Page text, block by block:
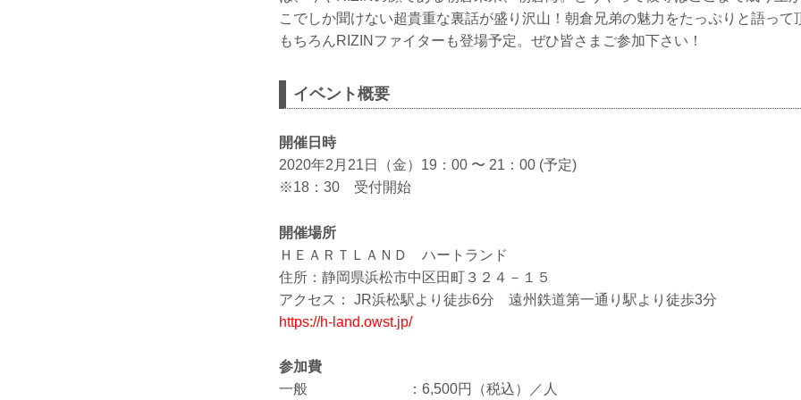
こでしか聞けない超貴重な裏話が盛り沢山！朝倉兄弟の魅力をたっぷりと語って
もちろんRIZINファイターも登場予定。ぜひ皆さまご参加下さい！
イベント概要
開催日時
2020年2月21日（金）19：00 〜 21：00 (予定)
※18：30 受付開始
開催場所
ＨＥＡＲＴＬＡＮＤ ハートランド
住所：静岡県浜松市中区田町３２４－１５
アクセス： JR浜松駅より徒歩6分 遠州鉄道第一通り駅より徒歩3分
https://h-land.owst.jp/
参加費
一般 ：6,500円（税込）／人